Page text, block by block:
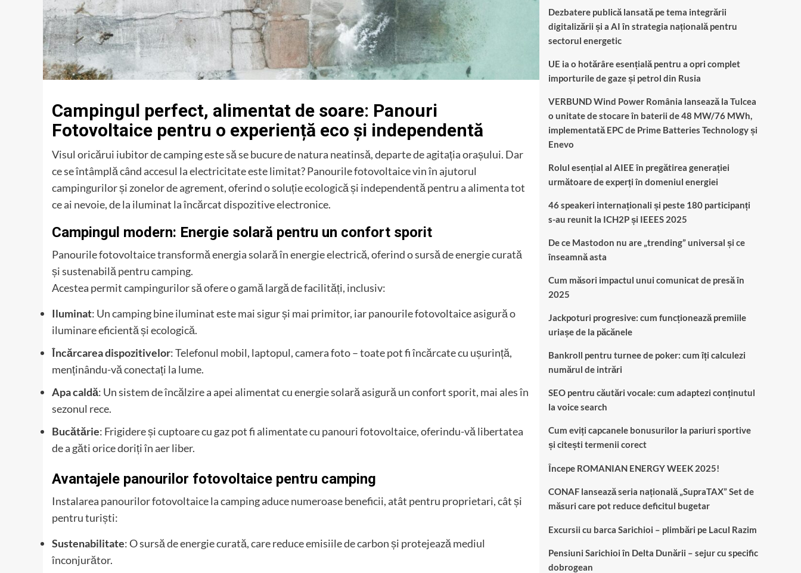
Campingul perfect, alimentat de soare: Panouri
Fotovoltaice pentru o experiență eco și independentă
Visul oricărui iubitor de camping este să se bucure de natura neatinsă, departe de agitația orașului. Dar
ce se întâmplă când accesul la electricitate este limitat? Panourile fotovoltaice vin în ajutorul
campingurilor și zonelor de agrement, oferind o soluție ecologică și independentă pentru a alimenta tot
ce ai nevoie, de la iluminat la încărcat dispozitive electronice.
Campingul modern: Energie solară pentru un confort sporit
Panourile fotovoltaice transformă energia solară în energie electrică, oferind o sursă de energie curată
și sustenabilă pentru camping.
Acestea permit campingurilor să ofere o gamă largă de facilități, inclusiv:
Iluminat: Un camping bine iluminat este mai sigur și mai primitor, iar panourile fotovoltaice asigură o
iluminare eficientă și ecologică.
Încărcarea dispozitivelor: Telefonul mobil, laptopul, camera foto – toate pot fi încărcate cu ușurință,
menținându-vă conectați la lume.
Apa caldă: Un sistem de încălzire a apei alimentat cu energie solară asigură un confort sporit, mai ales în
sezonul rece.
Bucătărie: Frigidere și cuptoare cu gaz pot fi alimentate cu panouri fotovoltaice, oferindu-vă libertatea
de a găti orice doriți în aer liber.
Avantajele panourilor fotovoltaice pentru camping
Instalarea panourilor fotovoltaice la camping aduce numeroase beneficii, atât pentru proprietari, cât și
pentru turiști:
Sustenabilitate: O sursă de energie curată, care reduce emisiile de carbon și protejează mediul
înconjurător.
Dezbatere publică lansată pe tema integrării
digitalizării și a AI în strategia națională pentru
sectorul energetic
UE ia o hotărâre esențială pentru a opri complet
importurile de gaze și petrol din Rusia
VERBUND Wind Power România lansează la Tulcea
o unitate de stocare în baterii de 48 MW/76 MWh,
implementată EPC de Prime Batteries Technology și
Enevo
Rolul esențial al AIEE în pregătirea generației
următoare de experți în domeniul energiei
46 speakeri internaționali și peste 180 participanți
s-au reunit la ICH2P și IEEES 2025
De ce Mastodon nu are „trending” universal și ce
înseamnă asta
Cum măsori impactul unui comunicat de presă în
2025
Jackpoturi progresive: cum funcționează premiile
uriașe de la păcănele
Bankroll pentru turnee de poker: cum îți calculezi
numărul de intrări
SEO pentru căutări vocale: cum adaptezi conținutul
la voice search
Cum eviți capcanele bonusurilor la pariuri sportive
și citești termenii corect
Începe ROMANIAN ENERGY WEEK 2025!
CONAF lansează seria națională „SupraTAX” Set de
măsuri care pot reduce deficitul bugetar
Excursii cu barca Sarichioi – plimbări pe Lacul Razim
Pensiuni Sarichioi în Delta Dunării – sejur cu specific
dobrogean